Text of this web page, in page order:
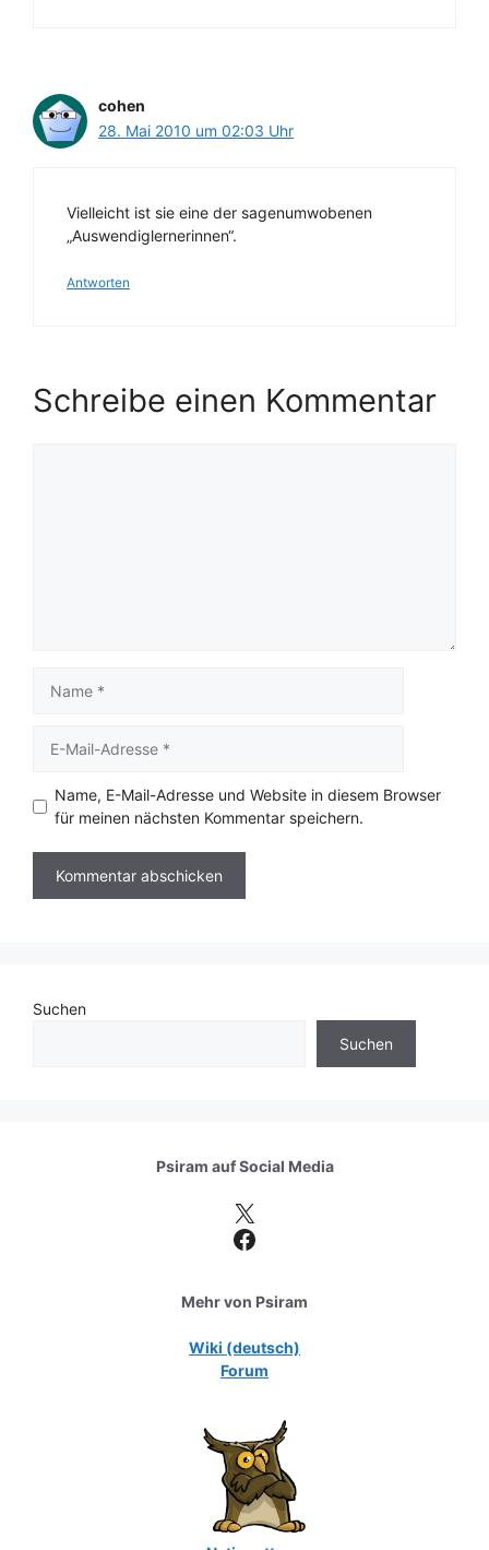
cohen
28. Mai 2010 um 02:03 Uhr
Vielleicht ist sie eine der sagenumwobenen
„Auswendiglernerinnen“.
Antworten
Schreibe einen Kommentar
Mail-
Name, E-Mail-Adresse und Website in diesem Browser
für meinen nächsten Kommentar speichern.
Suchen
Suchen
Psiram aufSocial Media
X
Facebook
Mehr von Psiram
Wiki (deutsch)
Forum